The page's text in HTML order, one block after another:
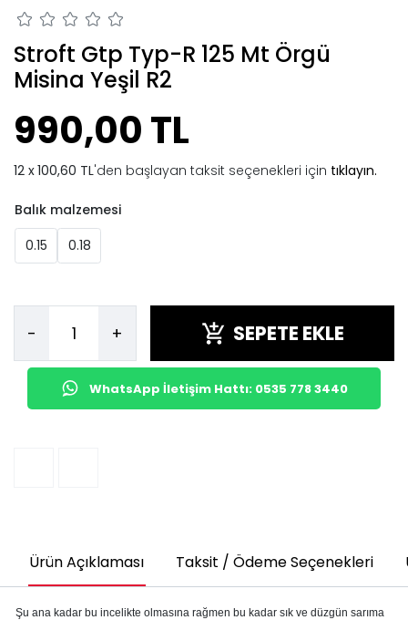
Stroft Gtp Typ-R 125 Mt Örgü
Misina Yeşil R2
990,00 TL
100,60 TL'den başlayan taksit seçenekleri için tıklayın.
Balık malzemesi
0.15
0.18
- + SEPETE EKLE
WhatsApp İletişim Hattı: 0535 778 3440
Ürün Açıklaması Taksit / Ödeme Seçenekleri
Şu ana kadar bu incelikte olmasına rağmen bu kadar sık ve düzgün sarıma